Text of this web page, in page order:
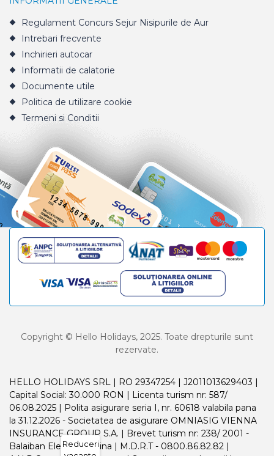
Regulament Concurs Sejur Nisipurile de Aur
Intrebari frecvente
Inchirieri autocar
Informatii de calatorie
Documente utile
Politica de utilizare cookie
Termeni si Conditii
Copyright © Hello Holidays, 2025. Toate drepturile sunt
rezervate.
HELLO HOLIDAYS SRL | RO 29347254 | J2011013629403 |
Capital Social: 30.000 RON | Licenta turism nr: 587/
06.08.2025 | Polita asigurare seria I, nr. 60618 valabila pana
la 31.12.2026 - Societatea de asigurare OMNIASIG VIENNA
INSURANCE GROUP S.A. | Brevet turism nr: 238/ 2001 -
Balaiban Elena Madalina | M.D.R.T - 0800.86.82.82 |
Reduceri